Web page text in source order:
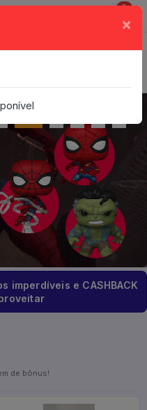
0
imperdíveis e CASHBACK
de bônus!
×